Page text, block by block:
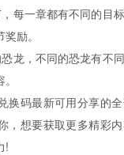
每一章都有不同的目
励。
龙，不同的恐龙有不
换码最新可用分享的
，想要获取更多精彩
!